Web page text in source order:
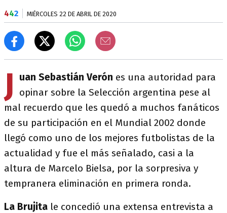
442 MIÉRCOLES 22 DE ABRIL DE 2020
J uan Sebastián Verón es una autoridad para
opinar sobre la Selección argentina pese al
mal recuerdo que les quedó a muchos fanáticos
de su participación en el Mundial 2002 donde
llegó como uno de los mejores futbolistas de la
actualidad y fue el más señalado, casi a la
altura de Marcelo Bielsa, por la sorpresiva y
tempranera eliminación en primera ronda.
La Brujita le concedió una extensa entrevista a